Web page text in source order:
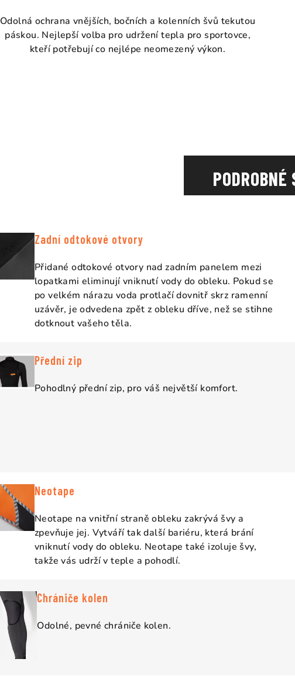
Odolná ochrana vnějších, bočních a kolenních švů tekutou
páskou. Nejlepší volba pro udržení tepla pro sportovce,
kteří potřebují co nejlépe neomezený výkon.
Zadní odtokové otvory
Přidané odtokové otvory nad zadním panelem mezi
lopatkami eliminují vniknutí vody do obleku. Pokud se
po velkém nárazu voda protlačí dovnitř skrz ramenní
uzávěr, je odvedena zpět z obleku dříve, než se stihne
dotknout vašeho těla.
Přední zip
Pohodlný přední zip, pro váš největší komfort.
Neotape
Neotape na vnitřní straně obleku zakrývá švy a
zpevňuje jej. Vytváří tak další bariéru, která brání
vniknutí vody do obleku. Neotape také izoluje švy,
takže vás udrží v teple a pohodlí.
Chrániče kolen
Odolné, pevné chrániče kolen.